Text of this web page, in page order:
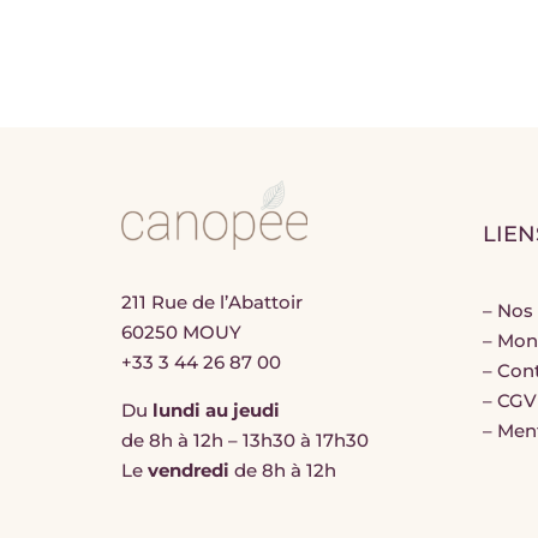
211 Rue de l’Abattoir
60250 MOUY
+33 3 44 26 87 00
Du lundi au jeudi
de 8h à 12h – 13h30 à 17h30
Le vendredi de 8h à 12h
–
–
–
–CGV
–